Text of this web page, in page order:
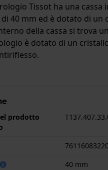
Tissot ha una cassa
40 mm ed è dotato di un
della cassa si trova
è dotato di un
di garanzia.
prodotto
40 mm